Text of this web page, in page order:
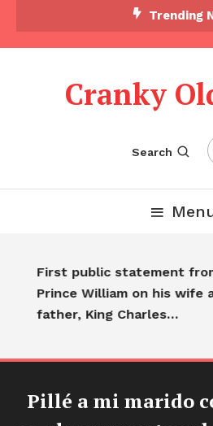
Trending
Cranky
Search
First public statement from
Prince William on his wife
father, King Charles…
Pillé a mi marido